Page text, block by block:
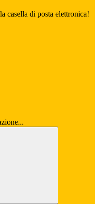
casella di posta elettronica!